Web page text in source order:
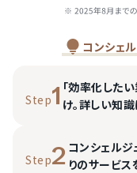
コンシェ
Step1 「効率化したい
け。詳しい知
Step2 コンシェル
りのサービス